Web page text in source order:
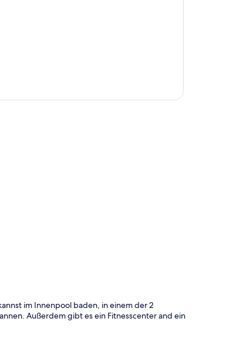
im Innenpool baden, in einem der 2
Außerdem gibt es ein Fitnesscenter and ein